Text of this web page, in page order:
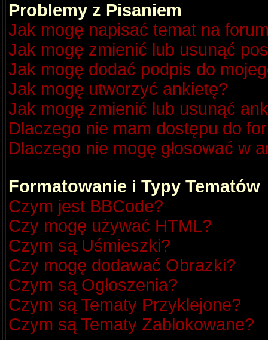
Problemy z Pisaniem
Jak mogę napisać temat na
Jak mogę zmienić lub usunąć
Jak mogę dodać podpis do
Jak mogę utworzyć ankietę?
Jak mogę zmienić lub usunąć
Dlaczego nie mam dostępu do
Dlaczego nie mogę głosować w
Formatowanie i Typy Tematów
Czym jest BBCode?
Czy mogę używać HTML?
Czym są Uśmieszki?
Czy mogę dodawać Obrazki?
Czym są Ogłoszenia?
Czym są Tematy Przyklejone?
Czym są Tematy Zablokowane?